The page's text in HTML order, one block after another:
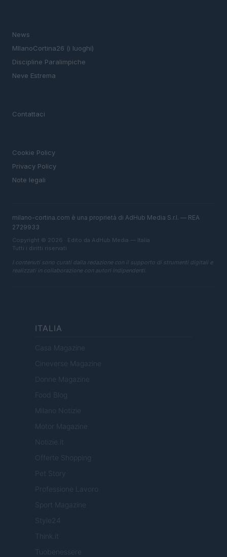
News
MIlanoCortina26 (i luoghi)
Discipline Paralimpiche
Neve Estrema
Contattaci
Cookie Policy
Privacy Policy
Note legali
milano-cortina.com è una proprietà di AdHub Media S.r.l. — REA
2729933
Copyright © 2026 · Edito da AdHub Media — Italia
Tutti i diritti riservati
I contenuti sono curati dalla redazione con il supporto di strumenti digitali e
realizzati in collaborazione con autori indipendenti.
ITALIA
Casa Magazine
Cineverse Magazine
Donne Magazine
Food Blog
Milano Notizie
Motor Magazine
Notizie.it
Offerte Shopping
Pet Story
Professione Lavoro
Sport Magazine
Style24
Think.it
Tuobenessere